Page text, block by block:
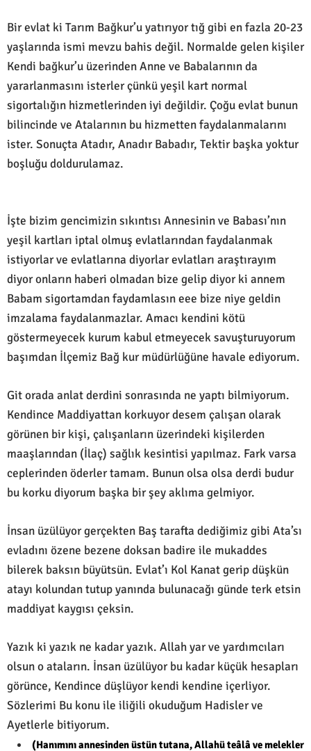
Bir evlat ki Tarım Bağkur’u yatırıyor tığ gibi en fazla 20-23
yaşlarında ismi mevzu bahis değil. Normalde gelen kişiler
Kendi bağkur’u üzerinden Anne ve Babalarının da
yararlanmasını isterler çünkü yeşil kart normal
sigortalığın hizmetlerinden iyi değildir. Çoğu evlat bunun
bilincinde ve Atalarının bu hizmetten faydalanmalarını
ister. Sonuçta Atadır, Anadır Babadır, Tektir başka yoktur
boşluğu doldurulamaz.
İşte bizim gencimizin sıkıntısı Annesinin ve Babası’nın
yeşil kartları iptal olmuş evlatlarından faydalanmak
istiyorlar ve evlatlarına diyorlar evlatları araştırayım
diyor onların haberi olmadan bize gelip diyor ki annem
Babam sigortamdan faydamlasın eee bize niye geldin
imzalama faydalanmazlar. Amacı kendini kötü
göstermeyecek kurum kabul etmeyecek savuşturuyorum
başımdan İlçemiz Bağ kur müdürlüğüne havale ediyorum.
Git orada anlat derdini sonrasında ne yaptı bilmiyorum.
Kendince Maddiyattan korkuyor desem çalışan olarak
görünen bir kişi, çalışanların üzerindeki kişilerden
maaşlarından (İlaç) sağlık kesintisi yapılmaz. Fark varsa
ceplerinden öderler tamam. Bunun olsa olsa derdi budur
bu korku diyorum başka bir şey aklıma gelmiyor.
İnsan üzülüyor gerçekten Baş tarafta dediğimiz gibi Ata’sı
evladını özene bezene doksan badire ile mukaddes
bilerek baksın büyütsün. Evlat’ı Kol Kanat gerip düşkün
atayı kolundan tutup yanında bulunacağı günde terk etsin
maddiyat kaygısı çeksin.
Yazık ki yazık ne kadar yazık. Allah yar ve yardımcıları
olsun o ataların. İnsan üzülüyor bu kadar küçük hesapları
görünce, Kendince düşlüyor kendi kendine içerliyor.
Sözlerimi Bu konu ile iliğili okuduğum Hadisler ve
Ayetlerle bitiyorum.
(Hanımını annesinden üstün tutana, Allahü teâlâ ve melekler